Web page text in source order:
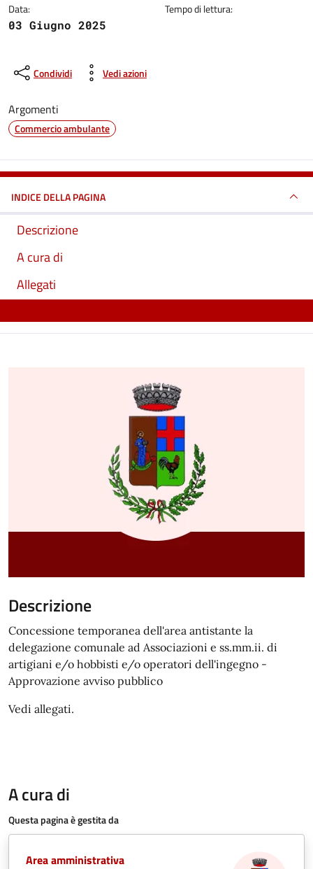
Data:
03 Giugno 2025
Tempo di lettura:
Condividi Vedi azioni
Argomenti
Commercio ambulante
INDICE DELLA PAGINA
Descrizione
A cura di
Allegati
Descrizione
Concessione temporanea dell'area antistante la
delegazione comunale ad Associazioni e ss.mm.ii. di
artigiani e/o hobbisti e/o operatori dell'ingegno -
Approvazione avviso pubblico
Vedi allegati.
A cura di
Questa pagina è gestita da
Area amministrativa